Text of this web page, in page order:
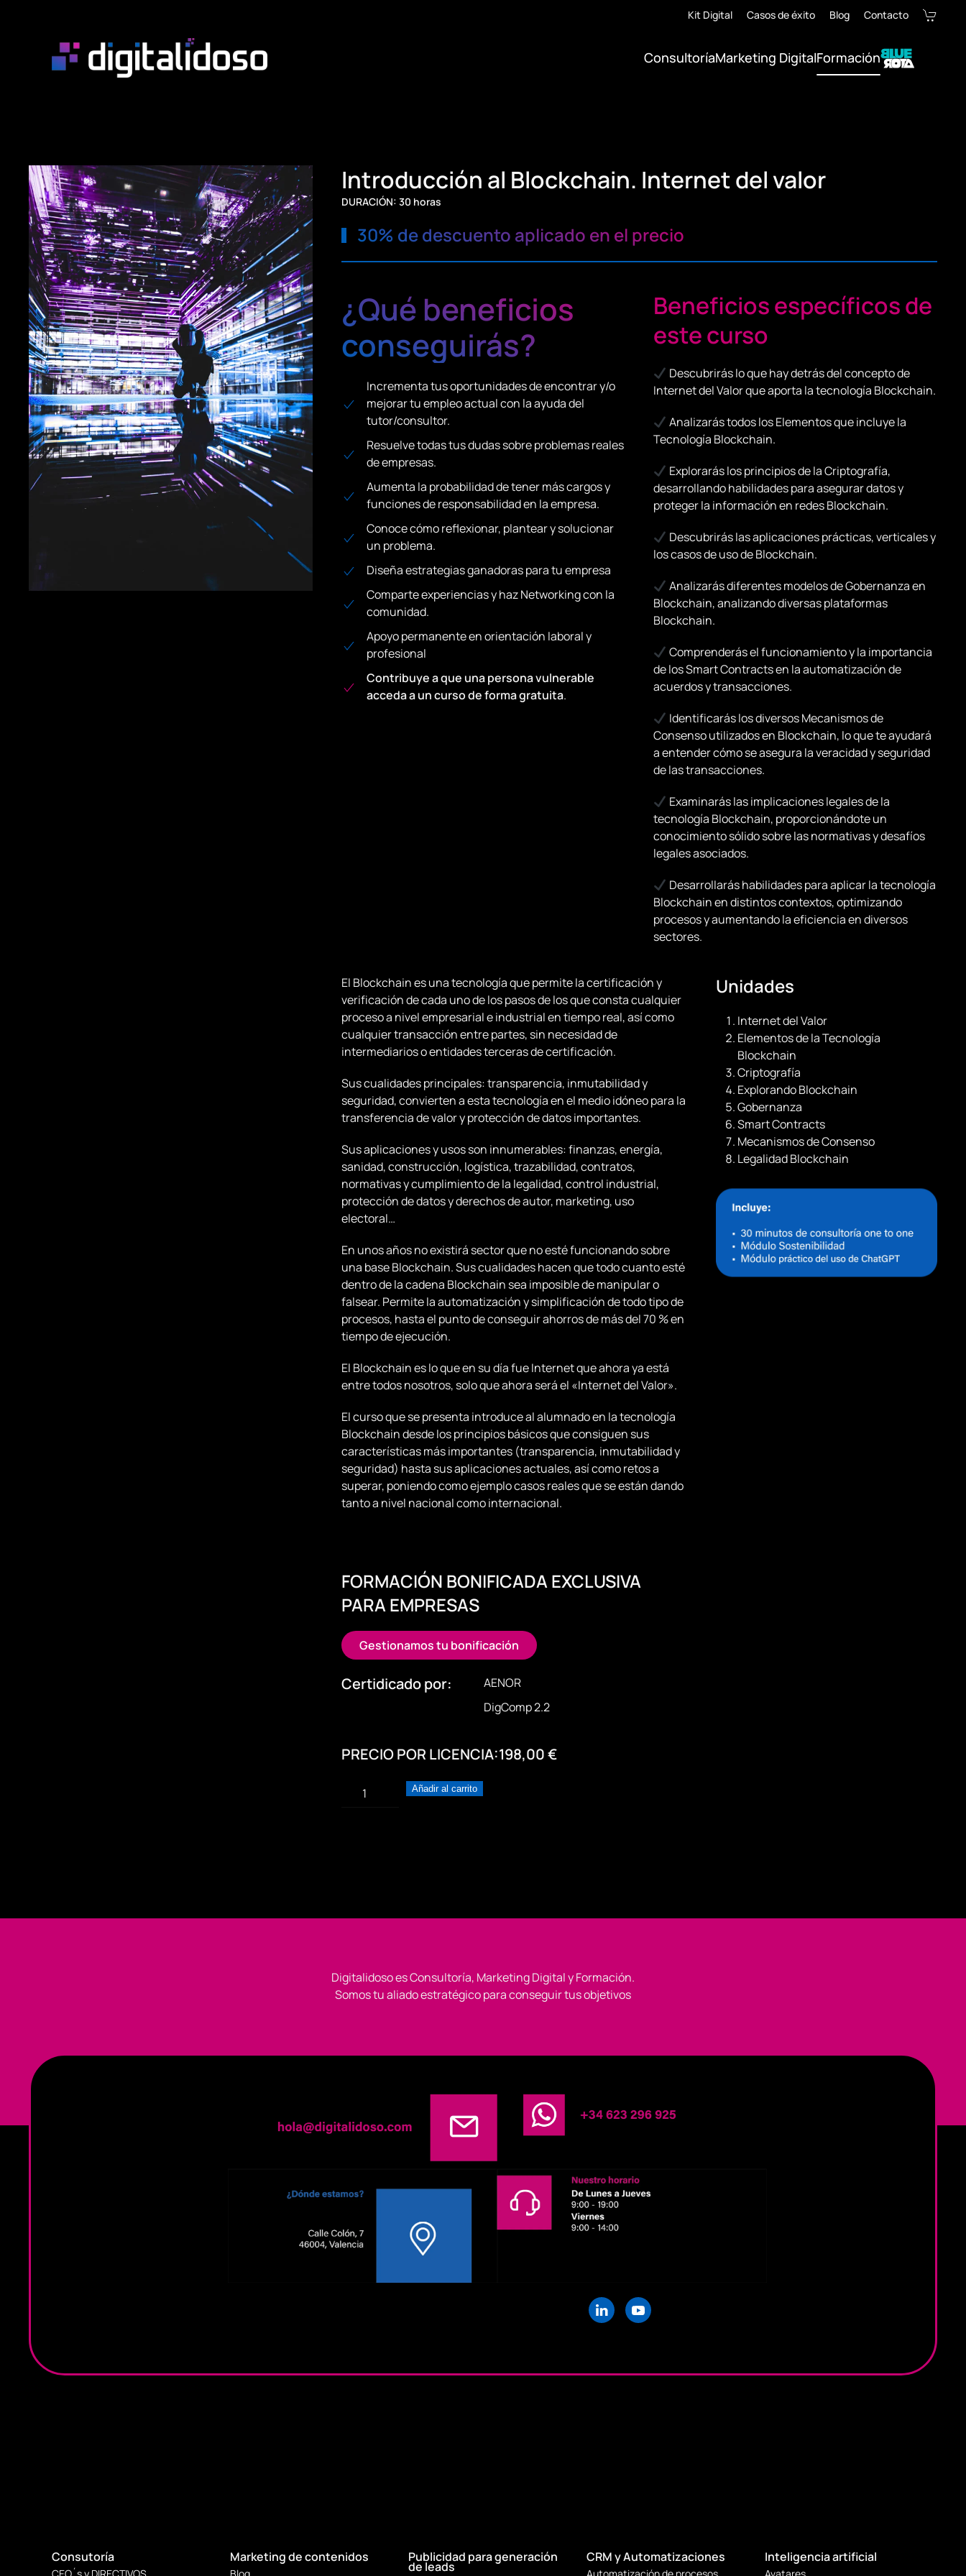
Skip to main content
Kit Digital Casos de éxito Blog Contacto
ConsultoríaMarketing DigitalFormación
Introducción al Blockchain. Internet del valor
DURACIÓN: 30 horas
30% de descuento aplicado en el precio
¿Qué beneficios
conseguirás?
Incrementa tus oportunidades de encontrar y/o
mejorar tu empleo actual con la ayuda del
tutor/consultor.
Resuelve todas tus dudas sobre problemas reales
de empresas.
Aumenta la probabilidad de tener más cargos y
funciones de responsabilidad en la empresa.
Conoce cómo reflexionar, plantear y solucionar
un problema.
Diseña estrategias ganadoras para tu empresa
Comparte experiencias y haz Networking con la
comunidad.
Apoyo permanente en orientación laboral y
profesional
Contribuye a que una persona vulnerable
acceda a un curso de forma gratuita.
Beneficios específicos de
este curso
Descubrirás lo que hay detrás del concepto de
Internet del Valor que aporta la tecnología Blockchain.
Analizarás todos los Elementos que incluye la
Tecnología Blockchain.
Explorarás los principios de la Criptografía,
desarrollando habilidades para asegurar datos y
proteger la información en redes Blockchain.
Descubrirás las aplicaciones prácticas, verticales y
los casos de uso de Blockchain.
Analizarás diferentes modelos de Gobernanza en
Blockchain, analizando diversas plataformas
Blockchain.
Comprenderás el funcionamiento y la importancia
de los Smart Contracts en la automatización de
acuerdos y transacciones.
Identificarás los diversos Mecanismos de
Consenso utilizados en Blockchain, lo que te ayudará
a entender cómo se asegura la veracidad y seguridad
de las transacciones.
Examinarás las implicaciones legales de la
tecnología Blockchain, proporcionándote un
conocimiento sólido sobre las normativas y desafíos
legales asociados.
Desarrollarás habilidades para aplicar la tecnología
Blockchain en distintos contextos, optimizando
procesos y aumentando la eficiencia en diversos
sectores.
El Blockchain es una tecnología que permite la certificación y
verificación de cada uno de los pasos de los que consta cualquier
proceso a nivel empresarial e industrial en tiempo real, así como
cualquier transacción entre partes, sin necesidad de
intermediarios o entidades terceras de certificación.
Sus cualidades principales: transparencia, inmutabilidad y
seguridad, convierten a esta tecnología en el medio idóneo para la
transferencia de valor y protección de datos importantes.
Sus aplicaciones y usos son innumerables: finanzas, energía,
sanidad, construcción, logística, trazabilidad, contratos,
normativas y cumplimiento de la legalidad, control industrial,
protección de datos y derechos de autor, marketing, uso
electoral…
En unos años no existirá sector que no esté funcionando sobre
una base Blockchain. Sus cualidades hacen que todo cuanto esté
dentro de la cadena Blockchain sea imposible de manipular o
falsear. Permite la automatización y simplificación de todo tipo de
procesos, hasta el punto de conseguir ahorros de más del 70 % en
tiempo de ejecución.
El Blockchain es lo que en su día fue Internet que ahora ya está
entre todos nosotros, solo que ahora será el «Internet del Valor».
El curso que se presenta introduce al alumnado en la tecnología
Blockchain desde los principios básicos que consiguen sus
características más importantes (transparencia, inmutabilidad y
seguridad) hasta sus aplicaciones actuales, así como retos a
superar, poniendo como ejemplo casos reales que se están dando
tanto a nivel nacional como internacional.
FORMACIÓN BONIFICADA EXCLUSIVA
PARA EMPRESAS
Gestionamos tu bonificación
Certidicado por:
AENOR
DigComp 2.2
PRECIO POR LICENCIA:198,00€
Introducción
Añadir al carrito
Unidades
Internet del Valor
Elementos de la Tecnología
Blockchain
Criptografía
Explorando Blockchain
Gobernanza
Smart Contracts
Mecanismos de Consenso
Legalidad Blockchain
Digitalidoso es Consultoría, Marketing Digital y Formación.
Somos tu aliado estratégico para conseguir tus objetivos
Consutoría Marketing de contenidos Publicidad para generación
de leads
CRM y Automatizaciones Inteligencia artificial